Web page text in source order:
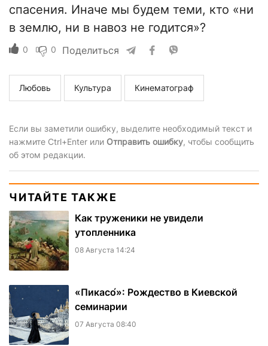
спасения. Иначе мы будем теми, кто «ни
в землю, ни в навоз не годится»?
0 0 Поделиться
Любовь Культура Кинематограф
Если вы заметили ошибку, выделите необходимый текст и
нажмите Ctrl+Enter или Отправить ошибку, чтобы сообщить
об этом редакции.
ЧИТАЙТЕ ТАКЖЕ
Как труженики не увидели
утопленника
08 Августа 14:24
«Пикасо́»: Рождество в Киевской
семинарии
07 Августа 08:40